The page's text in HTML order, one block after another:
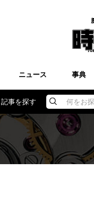
ニュース 事典
記事を探す 何をお